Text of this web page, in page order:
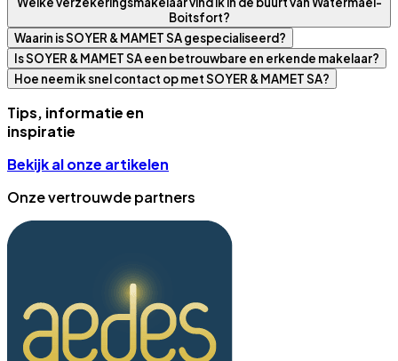
Boitsfort?
Waarin is SOYER & MAMET SA gespecialiseerd?
Is SOYER & MAMET SA een betrouwbare en erkende makelaar?
Hoe neem ik snel contact op met SOYER & MAMET SA?
Tips, informatie en
inspiratie
Bekijk al onze artikelen
Onze vertrouwde partners